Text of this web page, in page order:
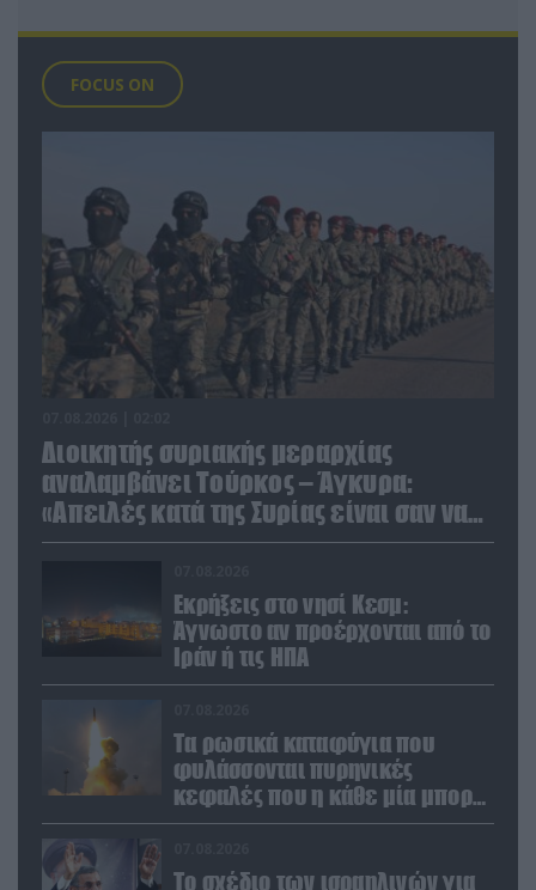
FOCUS ON
Διοικητής συριακής μεραρχίας
αναλαμβάνει Τούρκος – Άγκυρα:
«Απειλές κατά της Συρίας είναι σαν να
απειλούν εμάς»
Εκρήξεις στο νησί Κεσμ:
Άγνωστο αν προέρχονται από το
Ιράν ή τις ΗΠΑ
Τα ρωσικά καταφύγια που
φυλάσσονται πυρηνικές
κεφαλές που η κάθε μία μπορεί
να καταστρέψει «μία
Το σχέδιο των ισραηλινών για